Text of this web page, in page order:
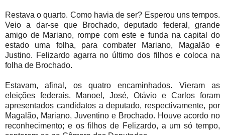
Restava o quarto. Como havia de ser? Esperou uns tempos.
Veio a dar-se que Brochado, deputado federal, grande
amigo de Mariano, rompe com este e funda na capital do
estado uma folha, para combater Mariano, Magalão e
Justino. Felizardo agarra no último dos filhos e coloca na
folha de Brochado.
Estavam, afinal, os quatro encaminhados. Vieram as
eleições federais. Manoel, José, Otávio e Carlos foram
apresentados candidatos a deputado, respectivamente, por
Magalão, Mariano, Juventino e Brochado. Houve acordo no
reconhecimento; e os filhos de Felizardo, a um só tempo,